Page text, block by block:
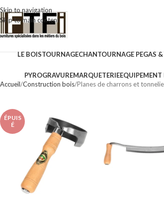
Skip to navigation
Skip to main content
LE BOISTOURNAGECHANTOURNAGE PEGAS
PYROGRAVUREMARQUETERIEEQUIPEMENT
Accueil Construction bois Planes de charrons et
ÉPUIS
É